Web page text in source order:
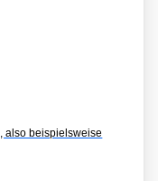
also beispielsweise